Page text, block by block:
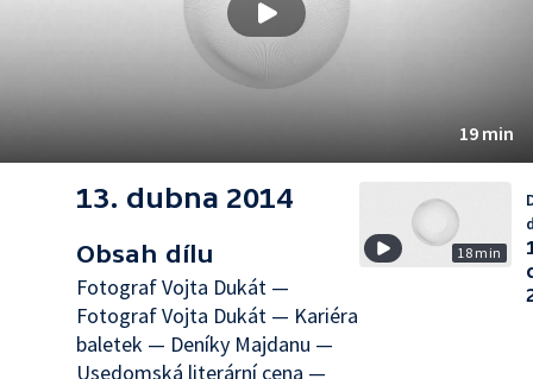
19 min
13. dubna 2014
Obsah dílu
Fotograf Vojta Dukát —
Fotograf Vojta Dukát — Kariéra
baletek — Deníky Majdanu —
Usedomská literární cena —
18 min